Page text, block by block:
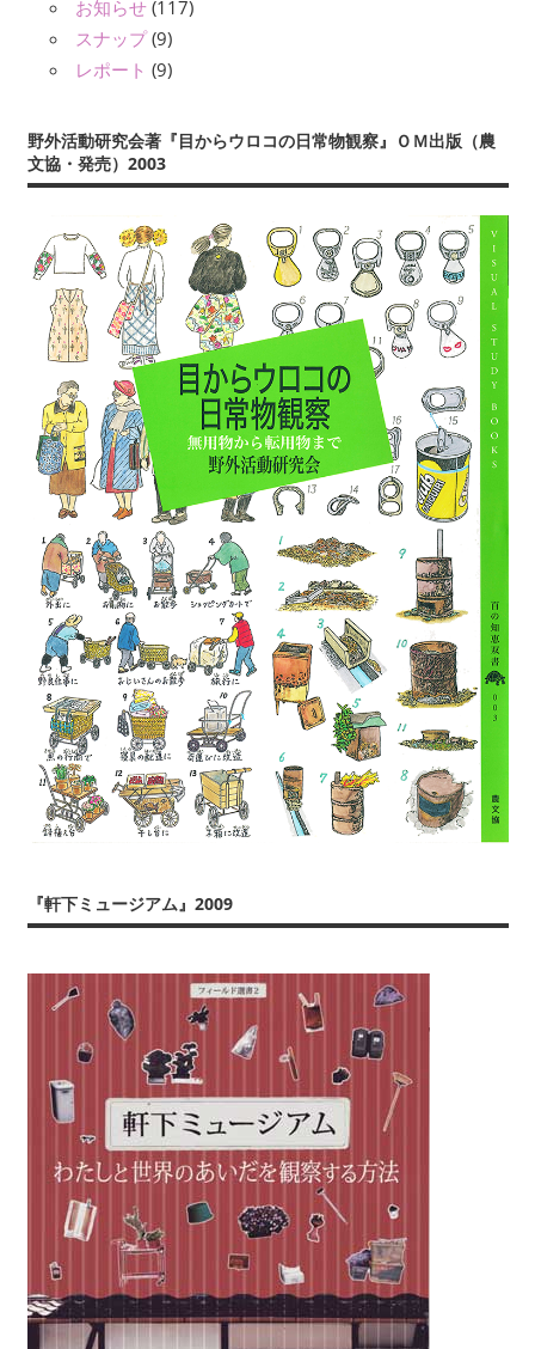
お知らせ (117)
スナップ(9)
レポート (9)
野外活動研究会著『目からウロコの日常物観察』ＯＭ出版（農
文協・発売）2003
『軒下ミュージアム』2009